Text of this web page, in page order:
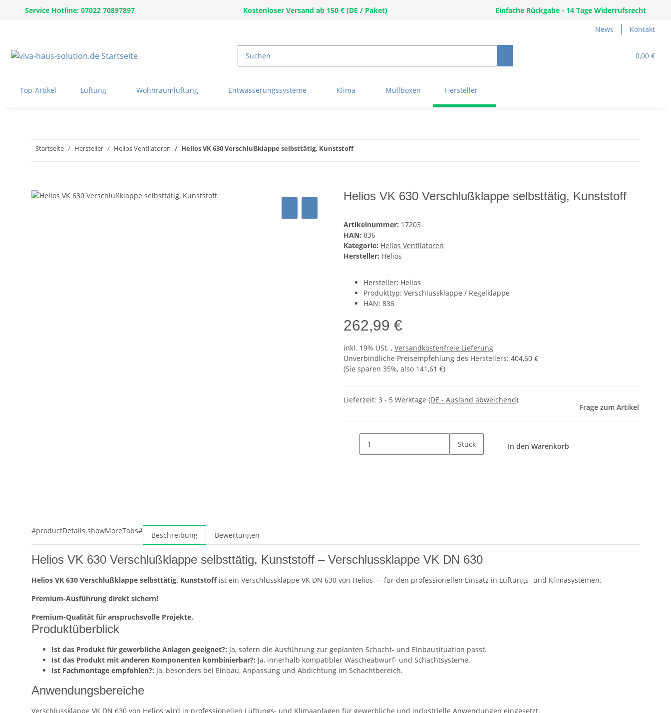
Service Hotline: 07022 70897897 Kostenloser Versand ab 150 € (DE / Paket) Einfache Rückgabe - 14 Tage Widerrufsrecht
News Kontakt
0,00 €
Top-Artikel Lüftung Wohnraumlüftung Entwässerungssysteme Klima Müllboxen Hersteller
Startseite Hersteller Helios Ventilatoren Helios VK 630 Verschlußklappe selbsttätig, Kunststoff
Helios VK 630 Verschlußklappe selbsttätig, Kunststoff
Artikelnummer: 17203
HAN: 836
Kategorie: Helios Ventilatoren
Hersteller: Helios
Hersteller: Helios
Produkttyp: Verschlussklappe / Regelklappe
HAN: 836
262,99 €
inkl. 19% USt. , Versandkostenfreie Lieferung
Unverbindliche Preisempfehlung des Herstellers: 404,60 €
(Sie sparen 35%, also 141,61 €)
Lieferzeit: 3 - 5 Werktage (DE - Ausland abweichend)
Frage zum Artikel
Stück In den Warenkorb
#productDetails.showMoreTabs# Beschreibung Bewertungen
Helios VK 630 Verschlußklappe selbsttätig, Kunststoff – Verschlussklappe VK DN 630
Helios VK 630 Verschlußklappe selbsttätig, Kunststoffist ein Verschlussklappe VK DN 630 von Helios — für den professionellen Einsatz in Lüftungs- und Klimasystemen.
Premium-Ausführung direkt sichern!
Premium-Qualität für anspruchsvolle Projekte.
Produktüberblick
Ist das Produkt für gewerbliche Anlagen geeignet?: Ja, sofern die Ausführung zur geplanten Schacht- und Einbausituation passt.
Ist das Produkt mit anderen Komponenten kombinierbar?: Ja, innerhalb kompatibler Wäscheabwurf- und Schachtsysteme.
Ist Fachmontage empfohlen?: Ja, besonders bei Einbau, Anpassung und Abdichtung im Schachtbereich.
Anwendungsbereiche
Verschlussklappe VK DN 630 von Helios wird in professionellen Lüftungs- und Klimaanlagen für gewerbliche und industrielle Anwendungen eingesetzt.